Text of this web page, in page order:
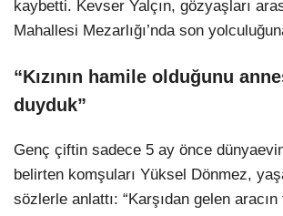
kaybetti. Kevser Yalçın, gözyaşları
Mahallesi Mezarlığı’nda son
“Kızının hamile olduğunu
duyduk”
Genç çiftin sadece 5 ay önce
belirten komşuları Yüksel Dönmez,
sözlerle anlattı: “Karşıdan gelen